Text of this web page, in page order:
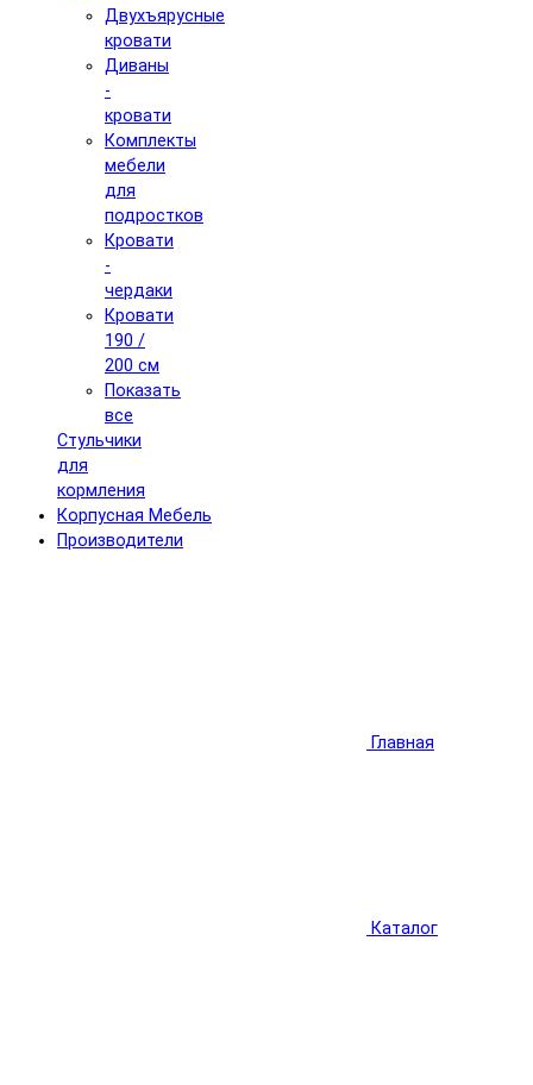
Двухъярусные
кровати
Диваны
-
кровати
Комплекты
мебели
для
подростков
Кровати
-
чердаки
Кровати
190 /
200 см
Показать
все
Стульчики
для
кормления
Корпусная Мебель
Производители
Главная
Каталог